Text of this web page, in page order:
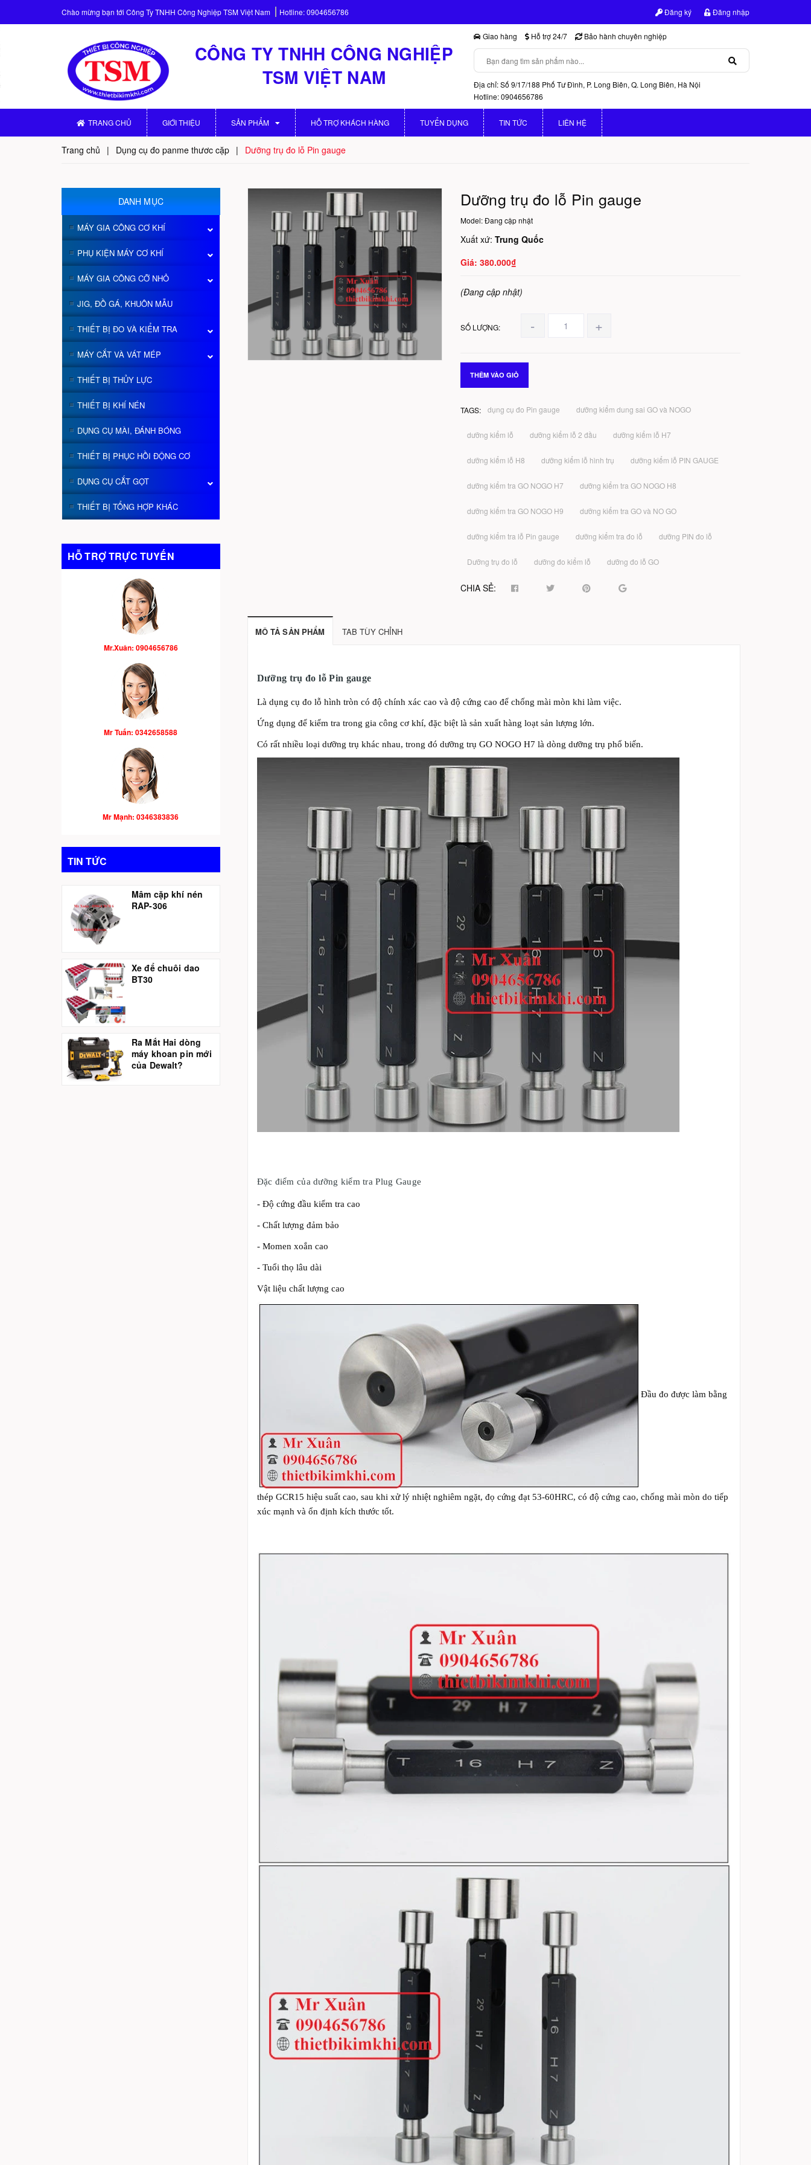
Chào mừng bạn tới Công Ty TNHH Công Nghiệp TSM Việt Nam Hotline:0904656786 Đăng ký Đăng nhập
CÔNG TY TNHH CÔNG NGHIỆP
TSM VIỆT NAM
Giao hàng Hỗ trợ 24/7 Bảo hành chuyên nghiệp
Địa chỉ: Số 9/17/188 Phố Tư Đình, P. Long Biên, Q. Long Biên, Hà Nội
Hotline: 0904656786
TRANG CHỦ GIỚI THIỆU SẢN PHẨM HỖ TRỢ KHÁCH HÀNG TUYỂN DỤNG TIN TỨC LIÊN HỆ
Trang chủ | Dụng cụ đo panme thươc cặp | Dưỡng trụ đo lỗ Pin gauge
DANH MỤC
MÁY GIA CÔNG CƠ KHÍ
PHỤ KIỆN MÁY CƠ KHÍ
MÁY GIA CÔNG CỠ NHỎ
JIG, ĐỒ GÁ, KHUÔN MẪU
THIẾT BỊ ĐO VÀ KIỂM TRA
MÁY CẮT VÀ VÁT MÉP
THIẾT BỊ THỦY LỰC
THIẾT BỊ KHÍ NÉN
DỤNG CỤ MÀI, ĐÁNH BÓNG
THIẾT BỊ PHỤC HỒI ĐỘNG CƠ
DỤNG CỤ CẮT GỌT
THIẾT BỊ TỔNG HỢP KHÁC
HỖ TRỢ TRỰC TUYẾN
Mr.Xuân: 0904656786
Mr Tuấn: 0342658588
Mr Mạnh: 0346383836
TIN TỨC
Mâm cặp khí nén
RAP-306
Xe để chuôi dao
BT30
Ra Mắt Hai dòng
máy khoan pin mới
của Dewalt?
Dưỡng trụ đo lỗ Pin gauge
Model:Đang cập nhật
Xuất xứ: Trung Quốc
380.000₫
(Đang cập nhật)
SỐ LƯỢNG: - +
THÊM VÀO GIỎ
TAGS: dụng cụ đo Pin gauge dưỡng kiểm dung sai GO và NOGO
dưỡng kiểm lỗ dưỡng kiểm lỗ 2 đầu dưỡng kiểm lỗ H7
dưỡng kiểm lỗ H8 dưỡng kiểm lỗ hình trụ dưỡng kiểm lỗ PIN GAUGE
dưỡng kiểm tra GO NOGO H7 dưỡng kiểm tra GO NOGO H8
dưỡng kiểm tra GO NOGO H9 dưỡng kiểm tra GO và NO GO
dưỡng kiểm tra lỗ Pin gauge dưỡng kiểm tra đo lỗ dưỡng PIN đo lỗ
Dưỡng trụ đo lỗ dưỡng đo kiểm lỗ dưỡng đo lỗ GO
CHIA SẺ:
MÔ TẢ SẢN PHẨM TAB TÙY CHỈNH
Dưỡng trụ đo lỗ Pin gauge
Là dụng cụ đo lỗ hình tròn có độ chính xác cao và độ cứng cao để chống mài mòn khi làm việc.
Ứng dụng để kiểm tra trong gia công cơ khí, đặc biệt là sản xuất hàng loạt sản lượng lớn.
Có rất nhiều loại dưỡng trụ khác nhau, trong đó dưỡng trụ GO NOGO H7 là dòng dưỡng trụ phổ biến.
Đặc điểm của dưỡng kiểm tra Plug Gauge
- Độ cứng đầu kiểm tra cao
- Chất lượng đảm bảo
- Momen xoắn cao
- Tuổi thọ lâu dài
Vật liệu chất lượng cao
Đầu đo được làm bằng
thép GCR15 hiệu suất cao, sau khi xử lý nhiệt nghiêm ngặt, đọ cứng đạt 53-60HRC, có độ cứng cao, chống mài mòn do tiếp
xúc mạnh và ổn định kích thước tốt.